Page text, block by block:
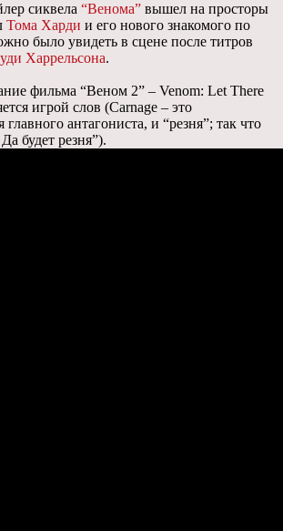
сиквела “Венома” вышел на просторы
Тома Харди и его нового знакомого по
было увидеть в сцене после титров
Харрельсона.
фильма “Веном 2” – Venom: Let There
игрой слов (Carnage – это
антагониста, и “резня”; так что
будет резня”).